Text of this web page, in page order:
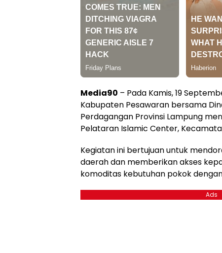
Media90 – Pada Kamis, 19
Kabupaten Pesawaran bersama
Perdagangan Provinsi Lampung
Pelataran Islamic Center,
Kegiatan ini bertujuan untuk
daerah dan memberikan akses
komoditas kebutuhan pokok
Ads